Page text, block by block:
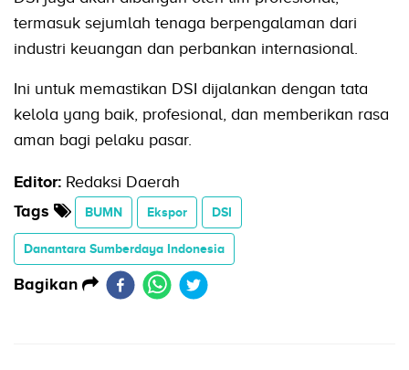
termasuk sejumlah tenaga berpengalaman dari
industri keuangan dan perbankan internasional.
Ini untuk memastikan DSI dijalankan dengan tata
kelola yang baik, profesional, dan memberikan rasa
aman bagi pelaku pasar.
Editor: Redaksi Daerah
Tags
BUMN Ekspor DSI
Danantara Sumberdaya Indonesia
Bagikan